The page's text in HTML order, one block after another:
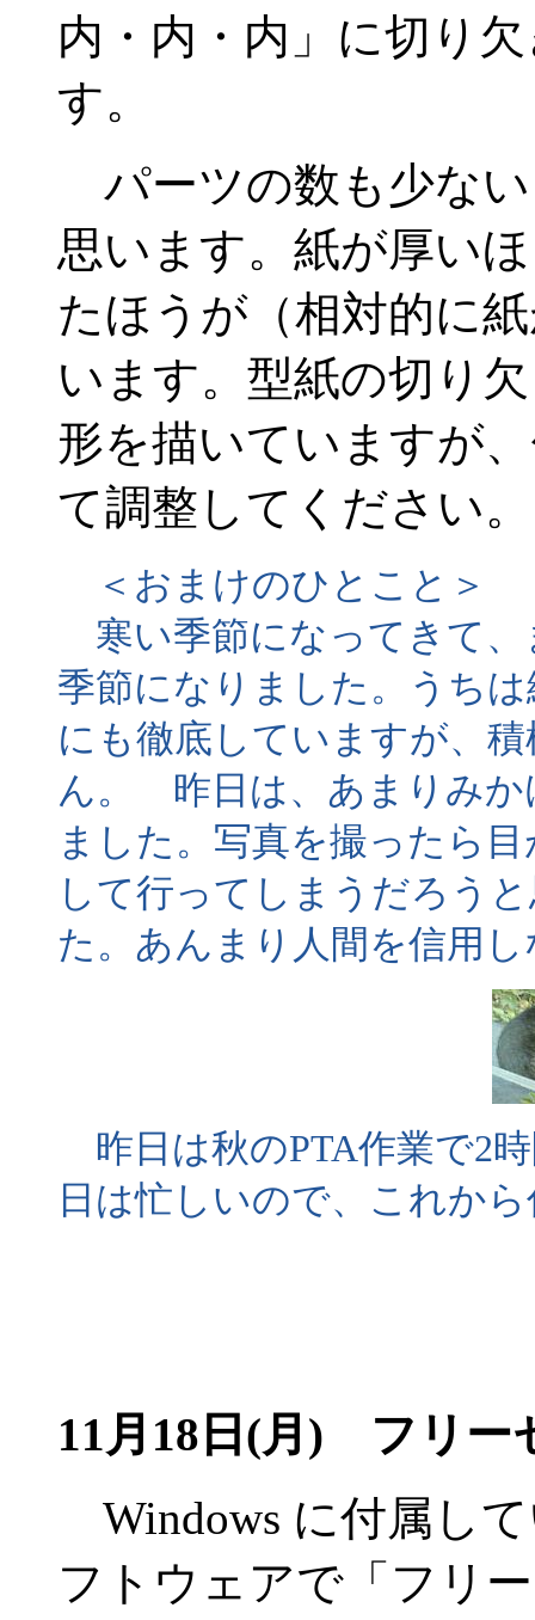
内・内・内」に切り
す。
パーツの数も少な
思います。紙が厚い
たほうが（相対的に
います。型紙の切り
形を描いていますが
て調整してください。
＜おまけのひとこと＞
寒い季節になってきて、
季節になりました。うち
にも徹底していますが、
ん。 昨日は、あまりみか
ました。写真を撮ったら
して行ってしまうだろう
た。あんまり人間を信用
昨日は秋のPTA作業で2
日は忙しいので、これか
11月18日(月) フリー
Windows に付属し
フトウェアで「フリ